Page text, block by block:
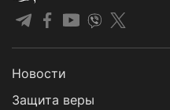
Новости
Защита веры